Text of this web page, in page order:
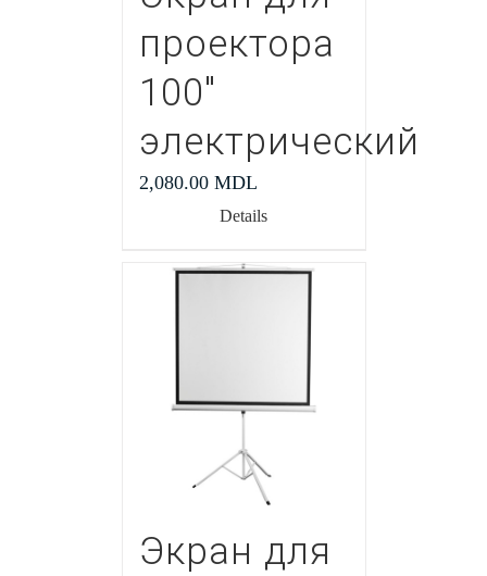
проектора
100″
электрический
2,080.00 MDL
Details
Экран для